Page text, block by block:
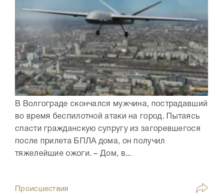
В Волгограде скончался мужчина, пострадавший
во время беспилотной атаки на город. Пытаясь
спасти гражданскую супругу из загоревшегося
после прилета БПЛА дома, он получил
тяжелейшие ожоги. – Дом, в...
Происшествия